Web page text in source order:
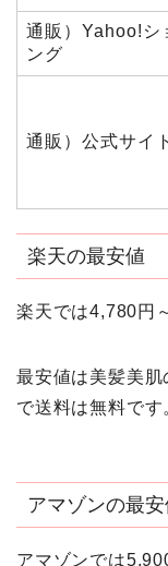
通販）Yahoo!シ
ング
通販）公式サイト
楽天の最安値
楽天では4,780円
最安値は美髪美
で送料は無料です
アマゾンの最安
アマゾンでは